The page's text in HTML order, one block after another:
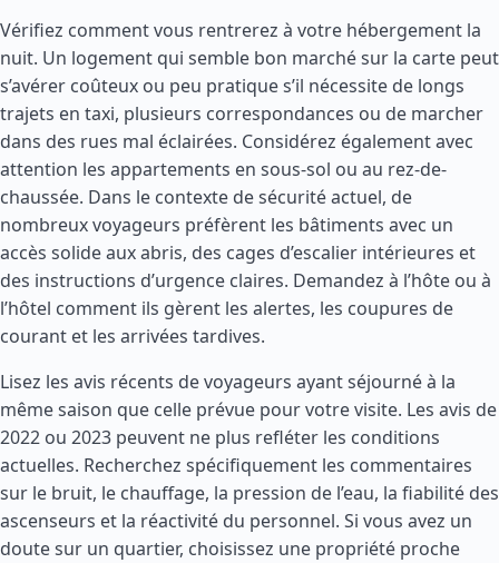
Vérifiez comment vous rentrerez à votre hébergement la
nuit. Un logement qui semble bon marché sur la carte peut
s’avérer coûteux ou peu pratique s’il nécessite de longs
trajets en taxi, plusieurs correspondances ou de marcher
dans des rues mal éclairées. Considérez également avec
attention les appartements en sous-sol ou au rez-de-
chaussée. Dans le contexte de sécurité actuel, de
nombreux voyageurs préfèrent les bâtiments avec un
accès solide aux abris, des cages d’escalier intérieures et
des instructions d’urgence claires. Demandez à l’hôte ou à
l’hôtel comment ils gèrent les alertes, les coupures de
courant et les arrivées tardives.
Lisez les avis récents de voyageurs ayant séjourné à la
même saison que celle prévue pour votre visite. Les avis de
2022 ou 2023 peuvent ne plus refléter les conditions
actuelles. Recherchez spécifiquement les commentaires
sur le bruit, le chauffage, la pression de l’eau, la fiabilité des
ascenseurs et la réactivité du personnel. Si vous avez un
doute sur un quartier, choisissez une propriété proche